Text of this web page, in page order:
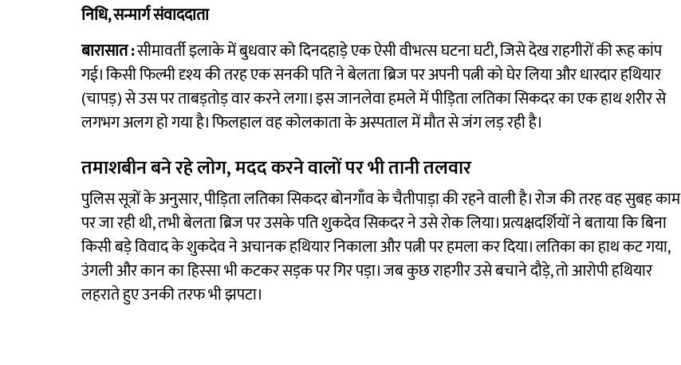
निधि, सन्मार्ग संवाददाता
बारासात :सीमावर्ती इलाके में बुधवार को दिनदहाड़े एक ऐसी वीभत्स घटना घटी, जिसे देख राहगीरों की रूह कांप
गई। किसी फिल्मी दृश्य की तरह एक सनकी पति ने बेलता ब्रिज पर अपनी पत्नी को घेर लिया और धारदार हथियार
(चापड़) से उस पर ताबड़तोड़ वार करने लगा। इस जानलेवा हमले में पीड़िता लतिका सिकदर का एक हाथ शरीर से
लगभग अलग हो गया है। फिलहाल वह कोलकाता के अस्पताल में मौत से जंग लड़ रही है।
तमाशबीन बने रहे लोग, मदद करने वालों पर भी तानी तलवार
पुलिस सूत्रों के अनुसार, पीड़िता लतिका सिकदर बोनगाँव के चैतीपाड़ा की रहने वाली है। रोज की तरह वह सुबह काम
पर जा रही थी, तभी बेलता ब्रिज पर उसके पति शुकदेव सिकदर ने उसे रोक लिया। प्रत्यक्षदर्शियों ने बताया कि बिना
किसी बड़े विवाद के शुकदेव ने अचानक हथियार निकाला और पत्नी पर हमला कर दिया। लतिका का हाथ कट गया,
उंगली और कान का हिस्सा भी कटकर सड़क पर गिर पड़ा। जब कुछ राहगीर उसे बचाने दौड़े, तो आरोपी हथियार
लहराते हुए उनकी तरफ भी झपटा।